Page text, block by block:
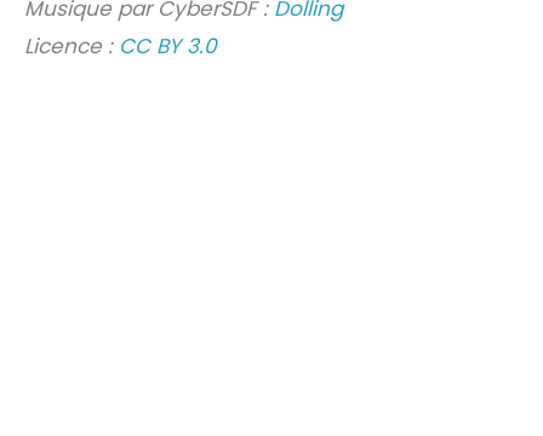
Musique par CyberSDF : Dolling
Licence : CC BY 3.0